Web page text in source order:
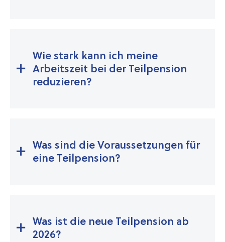
Wie stark kann ich meine
Arbeitszeit bei der Teilpension
reduzieren?
Was sind die Voraussetzungen für
eine Teilpension?
Was ist die neue Teilpension ab
2026?